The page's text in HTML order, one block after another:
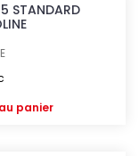
STANDARD
panier